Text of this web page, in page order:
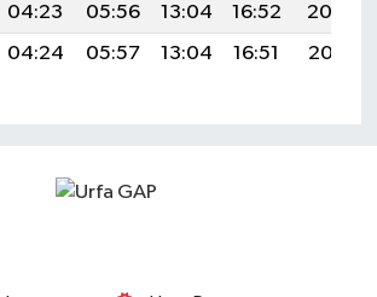
04:23 05:56 13:04 16:52
20:02
04:24 05:57 13:04 16:51 20:01